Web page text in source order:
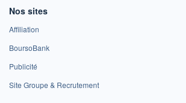
Nos sites
Affiliation
BoursoBank
Publicité
Site Groupe & Recrutement